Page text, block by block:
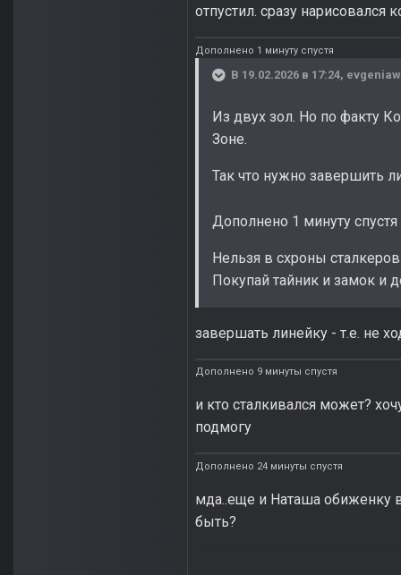
отпустил. сразу нарисовался
Дополнено 1 минуту спустя
В 19.02.2026 в 17:24,
Из двух зол. Но по факту
Зоне.
Так что нужно завершить
Дополнено 1 минуту спустя
Нельзя в схроны
Покупай тайник и замок и
завершать линейку - т.е. не
Дополнено 9 минуты спустя
и кто сталкивался может?
подмогу
Дополнено 24 минуты спустя
мда..еще и Наташа обиженку
быть?